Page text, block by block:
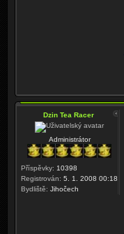
Dzin Tea Racer
Administrátor
Příspěvky: 10398
Registrován: 5. 1. 2008 00:18
Bydliště: Jihočech